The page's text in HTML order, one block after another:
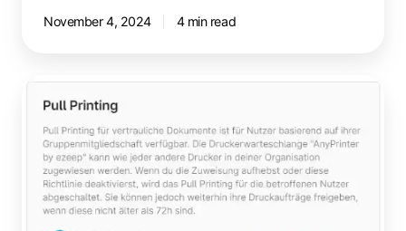
November 4, 2024 4 min read
Alternative
Papercut
Pocket,